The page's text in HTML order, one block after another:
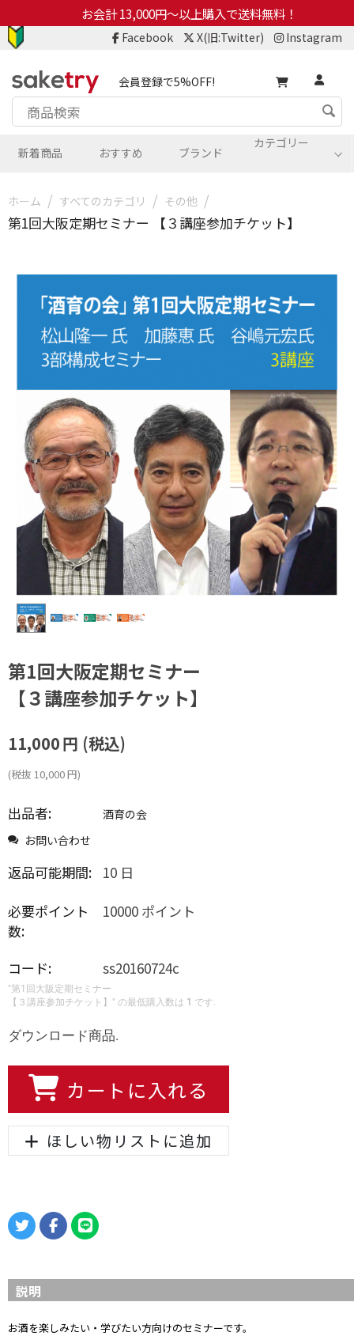
お会計 13,000円～以上購入で送料無料！
Facebook X(旧:Twitter) Instagram
会員登録で5%OFF!
カテゴリー
新着商品 おすすめ ブランド
ホーム / すべてのカテゴリ / その他 /
第1回大阪定期セミナー 【３講座参加チケット】
第1回大阪定期セミナー
【３講座参加チケット】
11,000円 (税込)
(税抜 10,000円)
出品者:
酒育の会
お問い合わせ
返品可能期間: 10 日
必要ポイント
数:
10000 ポイント
コード: ss20160724c
"第1回大阪定期セミナー
【３講座参加チケット】" の最低購入数は 1 です.
ダウンロード商品.
カートに入れる
ほしい物リストに追加
説明
お酒を楽しみたい・学びたい方向けのセミナーです。